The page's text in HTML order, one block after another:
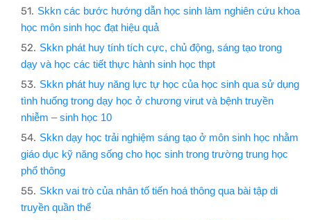
Skkn các bước hướng dẫn học sinh làm nghiên cứu khoa
học môn sinh học đạt hiệu quả
Skkn phát huy tính tích cực, chủ động, sáng tạo trong
dạy và học các tiết thực hành sinh học thpt
Skkn phát huy năng lực tự học của học sinh qua sử dụng
tình huống trong dạy học ở chương virut và bệnh truyền
nhiễm – sinh học 10
Skkn dạy học trải nghiệm sáng tạo ở môn sinh học nhằm
giáo dục kỹ năng sống cho học sinh trong trường trung học
phổ thông
Skkn vai trò của nhân tố tiến hoá thông qua bài tập di
truyền quần thể